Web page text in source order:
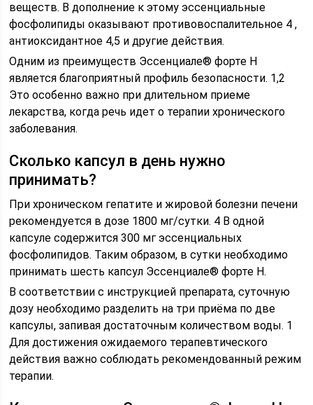
веществ. В дополнение к этому эссенциальные
фосфолипиды оказывают противовоспалительное 4 ,
антиоксидантное 4,5 и другие действия.
Одним из преимуществ Эссенциале® форте Н
является благоприятный профиль безопасности. 1,2
Это особенно важно при длительном приеме
лекарства, когда речь идет о терапии хронического
заболевания.
Сколько капсул в день нужно
принимать?
При хроническом гепатите и жировой болезни печени
рекомендуется в дозе 1800 мг/сутки. 4 В одной
капсуле содержится 300 мг эссенциальных
фосфолипидов. Таким образом, в сутки необходимо
принимать шесть капсул Эссенциале® форте Н.
В соответствии с инструкцией препарата, суточную
дозу необходимо разделить на три приёма по две
капсулы, запивая достаточным количеством воды. 1
Для достижения ожидаемого терапевтического
действия важно соблюдать рекомендованный режим
терапии.